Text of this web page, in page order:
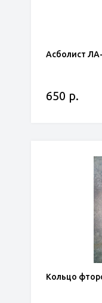
Асболист
650 р.
Кольцо